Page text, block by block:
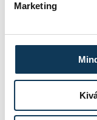
Marketing